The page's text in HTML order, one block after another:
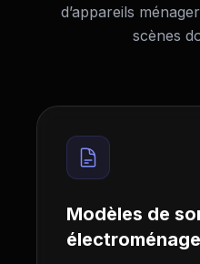
d’appareils
scènes
Modèles de